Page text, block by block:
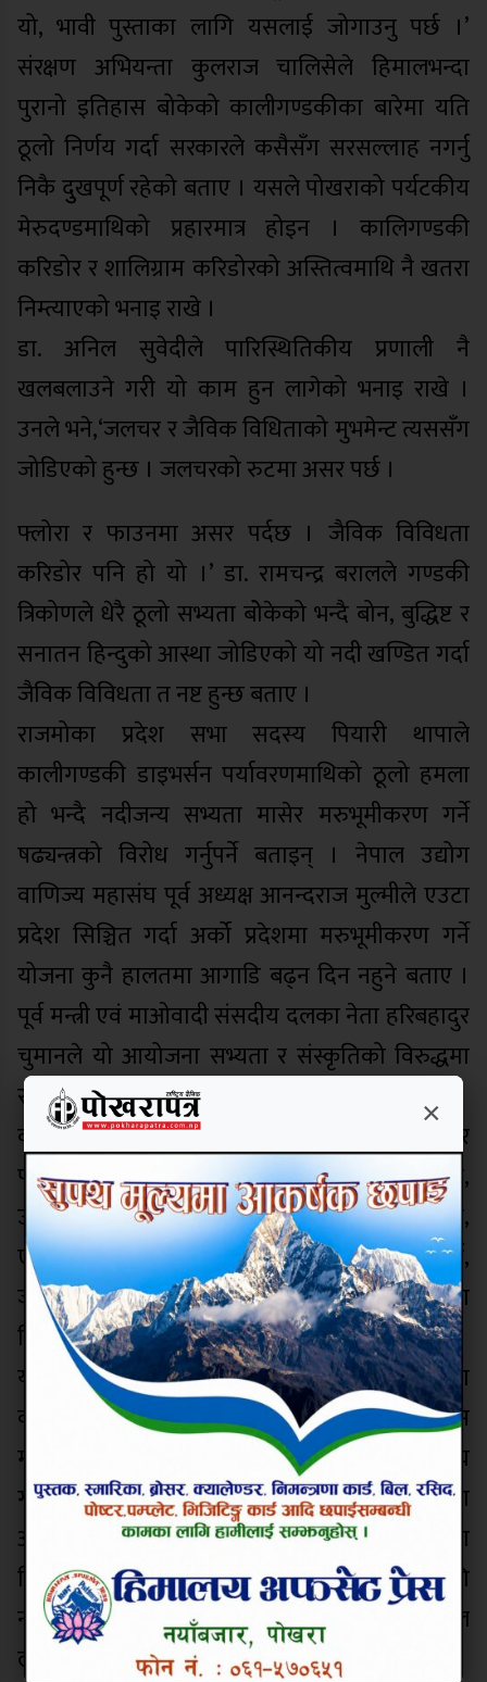
यो, भावी पुस्ताका लागि यसलाई जोगाउनु पर्छ ।’
संरक्षण अभियन्ता कुलराज चालिसेले हिमालभन्दा
पुरानो इतिहास बोकेको कालीगण्डकीका बारेमा यति
ठूलो निर्णय गर्दा सरकारले कसैसँग सरसल्लाह नगर्नु
निकै दुुखपूर्ण रहेको बताए । यसले पोखराको पर्यटकीय
मेरुदण्डमाथिको प्रहारमात्र होइन । कालिगण्डकी
करिडोर र शालिग्राम करिडोरको अस्तित्वमाथि नै खतरा
निम्त्याएको भनाइ राखे ।
डा. अनिल सुवेदीले पारिस्थितिकीय प्रणाली नै
खलबलाउने गरी यो काम हुन लागेको भनाइ राखे ।
उनले भने,‘जलचर र जैविक विधिताको मुभमेन्ट त्यससँग
जोडिएको हुन्छ । जलचरको रुटमा असर पर्छ ।
फ्लोरा र फाउनमा असर पर्दछ । जैविक विविधता
करिडोर पनि हो यो ।’ डा. रामचन्द्र बरालले गण्डकी
त्रिकोणले धेरै ठूलो सभ्यता बोेकेको भन्दै बोन, बुद्धिष्ट र
सनातन हिन्दुको आस्था जोडिएको यो नदी खण्डित गर्दा
जैविक विविधता त नष्ट हुन्छ बताए ।
राजमोका प्रदेश सभा सदस्य पियारी थापाले
कालीगण्डकी डाइभर्सन पर्यावरणमाथिको ठूलो हमला
हो भन्दै नदीजन्य सभ्यता मासेर मरुभूमीकरण गर्ने
षढ्यन्त्रको विरोध गर्नुपर्ने बताइन् । नेपाल उद्योग
वाणिज्य महासंघ पूर्व अध्यक्ष आनन्दराज मुल्मीले एउटा
प्रदेश सिञ्चित गर्दा अर्को प्रदेशमा मरुभूमीकरण गर्ने
योजना कुनै हालतमा आगाडि बढ्न दिन नहुने बताए ।
पूर्व मन्त्री एवं माओवादी संसदीय दलका नेता हरिबहादुर
चुमानले यो आयोजना सभ्यता र संस्कृतिको विरुद्धमा
रहेको बताए ।
कार्यक्रममा नागरिक समाज कास्कीका रामबहादुर
पौडेल, कास्की कांग्रेस सभापति कृष्ण केसी,
उपसभापति बृजमान गुरुङ, सचिव देवेन्द्र रानाभाट,
एमाले(माधव समूह) कास्की अध्यक्ष धनराज आचार्य,
जसपा प्रदेश इन्चार्ज गणेशमान गुरुङले भनाइ राखेका
थिए ।
यसैगरी कांग्रेस सांसद दोबाटे विश्वकर्मा, पोखरा उद्योग
वाणिज्य संघका अध्यक्ष नारायण कोइराला, गैसस
महासंघ प्रदेश अध्यक्ष बिना सिलवाल, पत्रकार महासंघ
गण्डकीका महासचिव गोविन्द सुवेदी, कास्की जिल्ला
अध्यक्ष विमला भण्डारी, राप्रपाका पञ्चराम गुरुङ, जसपा
जिल्ल्ला अध्यक्ष गिरिप्रसाद गुरुङ, शान्तिका लागि
नागरिक समाज सञ्जालका अध्यक्ष विष्णुप्रसाद बराल
लगायतले एक स्वरमा उक्त आयोजनाको विरोध गरे ।
×